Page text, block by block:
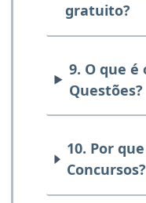
gratuito?
9. O que é
Questões?
10. Por
Concursos?